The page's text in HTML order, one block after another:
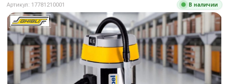
Артикул: 17781210001 В наличии